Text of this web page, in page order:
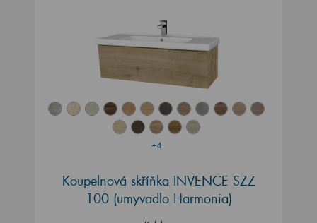
+4
Koupelnová skříňka INVENCE SZZ
100 (umyvadlo Harmonia)